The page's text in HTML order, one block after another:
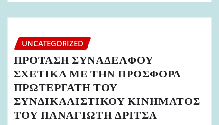
UNCATEGORIZED
ΠΡΟΤΑΣΗ ΣΥΝΑΔΕΛΦΟΥ
ΣΧΕΤΙΚΑ ΜΕ ΤΗΝ ΠΡΟΣΦΟΡΑ
ΠΡΩΤΕΡΓΑΤΗ ΤΟΥ
ΣΥΝΔΙΚΑΛΙΣΤΙΚΟΥ ΚΙΝΗΜΑΤΟΣ
ΤΟΥ ΠΑΝΑΓΙΩΤΗ ΔΡΙΤΣΑ